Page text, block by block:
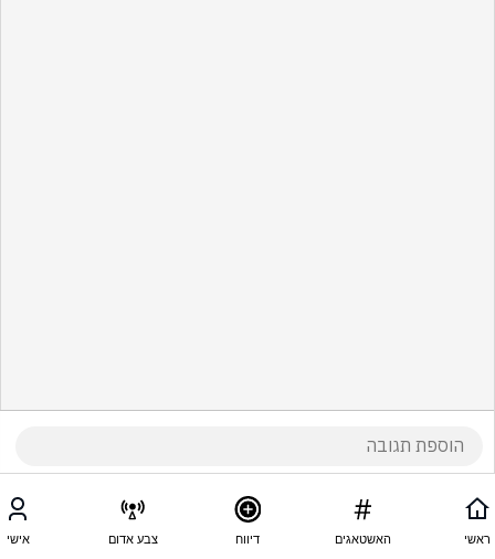
ראשי האשטאגים דיווח צבע אדום אישי